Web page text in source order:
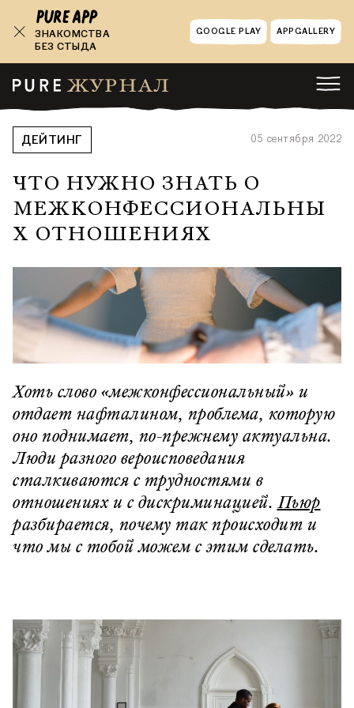
ЗНАКОМСТВА
БЕЗ СТЫДА
GOOGLE PLAY APPGALLERY
ДЕЙТИНГ 05 сентября 2022
ЧТО НУЖНО ЗНАТЬ О
МЕЖКОНФЕССИОНАЛЬНЫ
Х ОТНОШЕНИЯХ
Хоть слово «межконфессиональный» и
отдает нафталином, проблема, которую
оно поднимает, по-прежнему актуальна.
Люди разного вероисповедания
сталкиваются с трудностями в
отношениях и с дискриминацией. Пьюр
разбирается, почему так происходит и
что мы с тобой можем с этим сделать.